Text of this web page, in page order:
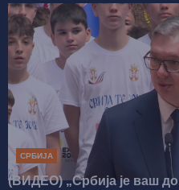
СРБИЈА
(ВИДЕО) „Србија је ваш